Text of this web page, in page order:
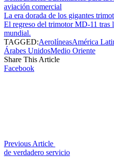
aviación comercial
La era dorada de los gigantes
El regreso del trimotor MD-11 tras
mundial.
TAGGED:AerolíneasAmérica
Árabes UnidosMedio Oriente
Share This Article
Facebook
Previous Article
de verdadero servicio